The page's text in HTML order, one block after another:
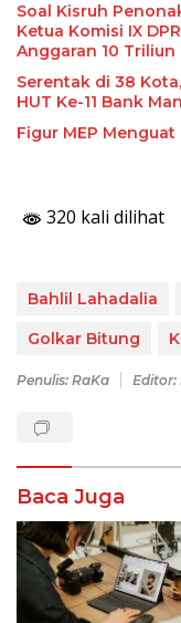
Soal Kisruh
Ketua Komisi IX
Anggaran 10 Triliun
Serentak di 38
HUT Ke-11 Bank
Figur MEP
320 kali dilihat
Bahlil Lahadalia
Golkar Bitung
Penulis: RaKa Editor:
Baca Juga